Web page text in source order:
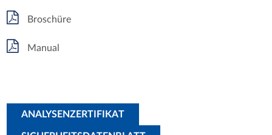
Broschüre
Manual
ANALYSENZERTIFIKAT